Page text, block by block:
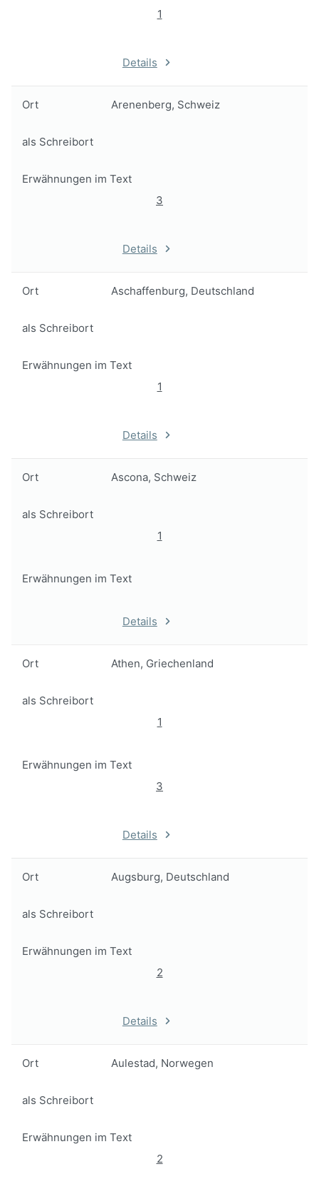
1
Details
Ort Arenenberg, Schweiz
als Schreibort
Erwähnungen im Text
3
Details
Ort Aschaffenburg, Deutschland
als Schreibort
Erwähnungen im Text
1
Details
Ort Ascona, Schweiz
als Schreibort
1
Erwähnungen im Text
Details
Ort Athen, Griechenland
als Schreibort
1
Erwähnungen im Text
3
Details
Ort Augsburg, Deutschland
als Schreibort
Erwähnungen im Text
2
Details
Ort Aulestad, Norwegen
als Schreibort
Erwähnungen im Text
2